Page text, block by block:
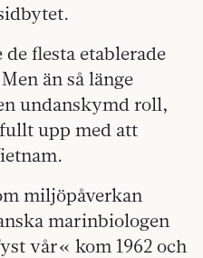
de flesta etablerade
än så länge
undanskymd roll,
upp med att
miljöpåverkan
marinbiologen
vår« kom 1962 och